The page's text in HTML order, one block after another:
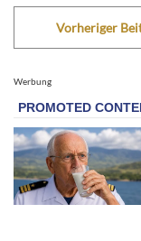
Vorheriger
Werbung